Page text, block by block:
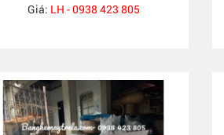
Giá: LH - 0938 423 805